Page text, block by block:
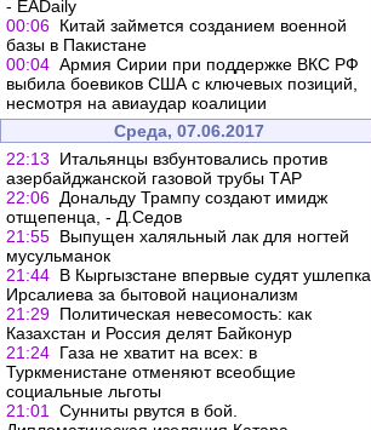
- EADaily
00:06 Китай займется созданием военной
базы в Пакистане
00:04 Армия Сирии при поддержке ВКС РФ
выбила боевиков США с ключевых позиций,
несмотря на авиаудар коалиции
Среда, 07.06.2017
22:13
Итальянцы взбунтовались против
азербайджанской газовой трубы ТАР
22:06 Дональду Трампу создают имидж
отщепенца, - Д.Седов
21:55 Выпущен халяльный лак для ногтей
мусульманок
21:44 В Кыргызстане впервые судят ушлепка
Ирсалиева за бытовой национализм
21:29 Политическая невесомость: как
Казахстан и Россия делят Байконур
21:24 Газа не хватит на всех: в
Туркменистане отменяют всеобщие
социальные льготы
21:01
Сунниты рвутся в бой.